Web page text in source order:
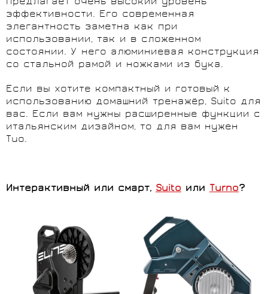
эффективности. Его современная
элегантность заметна как при
использовании, так и в сложенном
состоянии. У него алюминиевая конструкция
со стальной рамой и ножками из бука.
Если вы хотите компактный и готовый к
использованию домашний тренажёр, Suito для
вас. Если вам нужны расширенные функции с
итальянским дизайном, то для вам нужен
Tuo.
Интерактивный или смарт, Suito или Turno?